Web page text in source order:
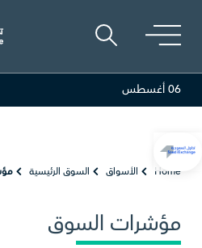
06 أغسطس
Home الأسواق السوق الرئيسية
مؤشرات السوق